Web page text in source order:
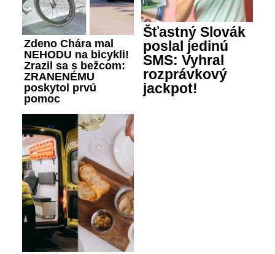
Zdeno Chára mal
NEHODU na bicykli!
Zrazil sa s bežcom:
ZRANENÉMU
poskytol prvú
pomoc
Šťastný Slovák
poslal jedinú
SMS: Vyhral
rozprávkový
jackpot!